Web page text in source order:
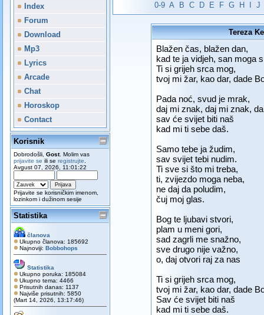
Index
Forum
Download
Mp3
Lyrics
Arcade
Chat
Horoskop
Contact
Korisnik
Dobrodošli, Gost. Molim vas
prijavite se ili se registrujte
Avgust 07, 2026, 11:01:22
Prijavite se korisničkim imenom,
lozinkom i dužinom sesije
Statistika
članova
Ukupno članova: 185692
Najnoviji: Bobbohops
Statistika
Ukupno poruka: 185084
Ukupno tema: 4466
Prisutnih danas: 1137
Najviše prisutnih: 5850
(Mart 14, 2026, 13:17:46)
0-9 A B C D E F G H J
Tereza
Blažen čas, blažen dan,
kad te ja vidjeh, san moga
Ti si grijeh srca mog,
tvoj mi žar, kao dar, dade
Pada noć, svud je mrak,
daj mi znak, daj mi znak,
sav će svijet biti naš
kad mi ti sebe daš.
Samo tebe ja žudim,
sav svijet tebi nudim.
Ti sve si što mi treba,
ti, zvijezdo moga neba,
ne daj da poludim,
čuj moj glas.
Bog te ljubavi stvori,
plam u meni gori,
sad zagrli me snažno,
sve drugo nije važno,
o, daj otvori raj za nas
Ti si grijeh srca mog,
tvoj mi žar, kao dar, dade
Sav će svijet biti naš
kad mi ti sebe daš.